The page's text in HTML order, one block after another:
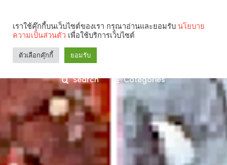
Search Categories
คุณกำลังอ่าน:
เราใช้คุ๊กกี้บนเว็บไซต์ของเรา กรุณาอ่านและยอมรับ นโยบาย
ความเป็นส่วนตัว เพื่อใช้บริการเว็บไซต์
ตัวเลือกคุ๊กกี้ ยอมรับ